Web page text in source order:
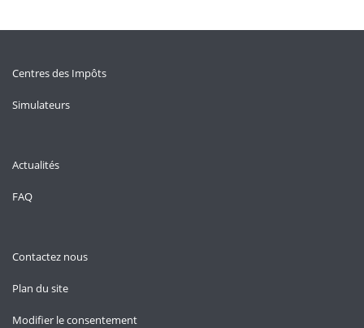
Centres des Impôts
Simulateurs
Actualités
FAQ
Contactez nous
Plan du site
Modifier le consentement